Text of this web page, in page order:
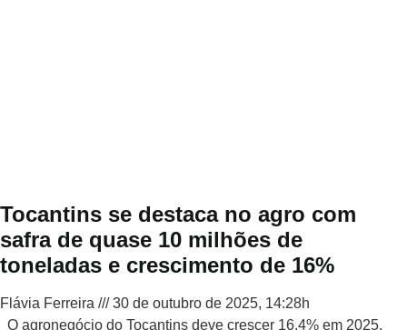
Tocantins se destaca no agro com
safra de quase 10 milhões de
toneladas e crescimento de 16%
Flávia Ferreira
30 de outubro de 2025, 14:28h
O agronegócio do Tocantins deve crescer 16,4% em 2025,